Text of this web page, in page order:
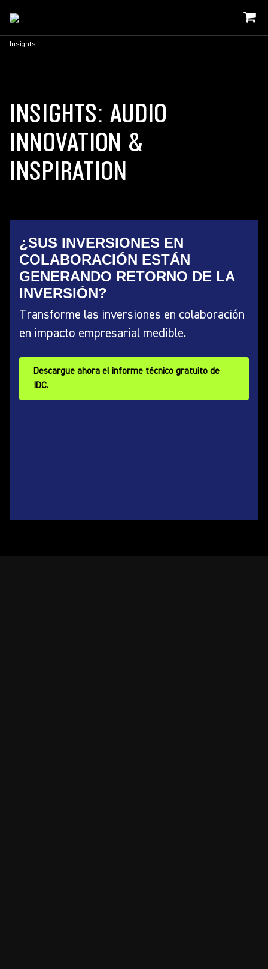
Insights
INSIGHTS: AUDIO
INNOVATION &
INSPIRATION
¿SUS INVERSIONES EN
COLABORACIÓN ESTÁN
GENERANDO RETORNO DE LA
INVERSIÓN?
Transforme las inversiones en colaboración
en impacto empresarial medible.
Descargue ahora el informe técnico gratuito de
IDC.